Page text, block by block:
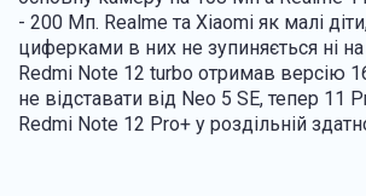
- 200 Мп. Realme та Xiaomi як малі
циферками в них не зупиняється ні
Redmi Note 12 turbo отримав версію
не відставати від Neo 5 SE, тепер 11
Redmi Note 12 Pro+ у роздільній